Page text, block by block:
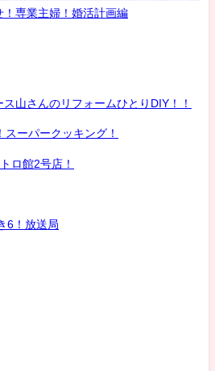
！専業主婦！婚活計画編
山さんのリフォームひとりDIY！！
スーパークッキング！
ロ館2号店！
6！放送局